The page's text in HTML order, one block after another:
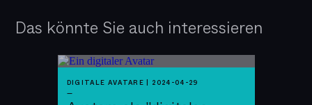
Das könnte Sie auch interessieren
DIGITALE AVATARE
2024-04-29
—